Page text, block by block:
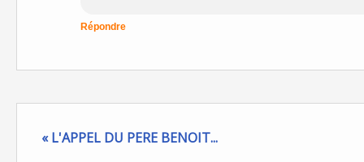
Répondre
« L'APPEL DU PERE BENOIT...